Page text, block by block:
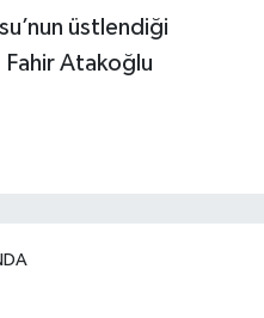
üstlendiği
Atakoğlu